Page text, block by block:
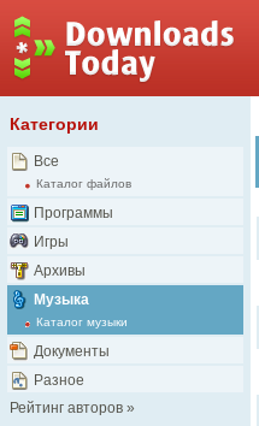
Категории
Все
Каталог файлов
Программы
Игры
Архивы
Музыка
Каталог музыки
Документы
Разное
Рейтинг авторов »